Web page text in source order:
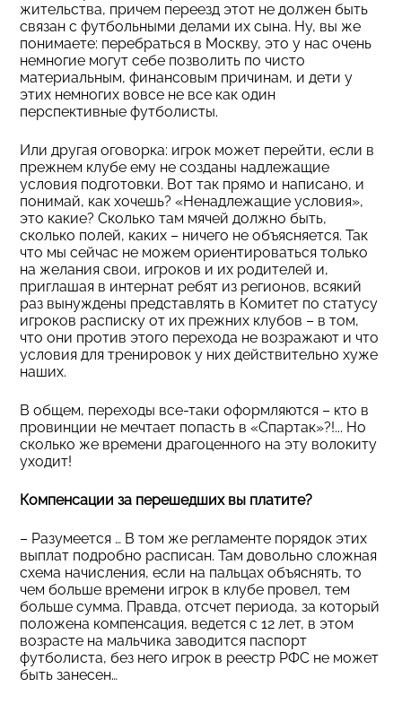
жительства, причем переезд этот не должен быть
связан с футбольными делами их сына. Ну, вы же
понимаете: перебраться в Москву, это у нас очень
немногие могут себе позволить по чисто
материальным, финансовым причинам, и дети у
этих немногих вовсе не все как один
перспективные футболисты.
Или другая оговорка: игрок может перейти, если в
прежнем клубе ему не созданы надлежащие
условия подготовки. Вот так прямо и написано, и
понимай, как хочешь? «Ненадлежащие условия»,
это какие? Сколько там мячей должно быть,
сколько полей, каких – ничего не объясняется. Так
что мы сейчас не можем ориентироваться только
на желания свои, игроков и их родителей и,
приглашая в интернат ребят из регионов, всякий
раз вынуждены представлять в Комитет по статусу
игроков расписку от их прежних клубов – в том,
что они против этого перехода не возражают и что
условия для тренировок у них действительно хуже
наших.
В общем, переходы все-таки оформляются – кто в
провинции не мечтает попасть в «Спартак»?!... Но
сколько же времени драгоценного на эту волокиту
уходит!
Компенсации за перешедших вы платите?
– Разумеется … В том же регламенте порядок этих
выплат подробно расписан. Там довольно сложная
схема начисления, если на пальцах объяснять, то
чем больше времени игрок в клубе провел, тем
больше сумма. Правда, отсчет периода, за который
положена компенсация, ведется с 12 лет, в этом
возрасте на мальчика заводится паспорт
футболиста, без него игрок в реестр РФС не может
быть занесен…